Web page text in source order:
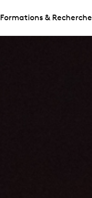
Formations & Recherche